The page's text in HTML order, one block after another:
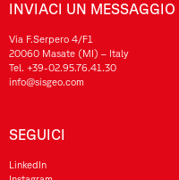
INVIACI UN MESSAGGIO
Via F.Serpero 4/F1
20060 Masate (MI) – Italy
Tel. +39-02.95.76.41.30
info@sisgeo.com
SEGUICI
LinkedIn